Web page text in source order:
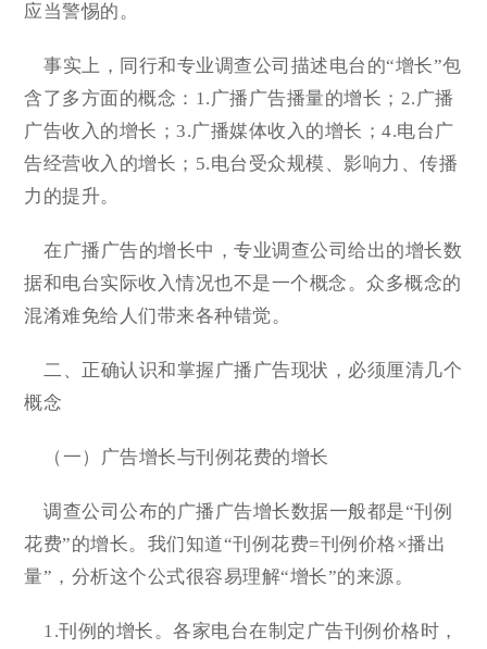
应当警惕的。
事实上，同行和专业调查公司描述电台的“增长”包
含了多方面的概念：1.广播广告播量的增长；2.广播
广告收入的增长；3.广播媒体收入的增长；4.电台广
告经营收入的增长；5.电台受众规模、影响力、传播
力的提升。
在广播广告的增长中，专业调查公司给出的增长数
据和电台实际收入情况也不是一个概念。众多概念的
混淆难免给人们带来各种错觉。
二、正确认识和掌握广播广告现状，必须厘清几个
概念
（一）广告增长与刊例花费的增长
调查公司公布的广播广告增长数据一般都是“刊例
花费”的增长。我们知道“刊例花费=刊例价格×播出
量”，分析这个公式很容易理解“增长”的来源。
1.刊例的增长。各家电台在制定广告刊例价格时，